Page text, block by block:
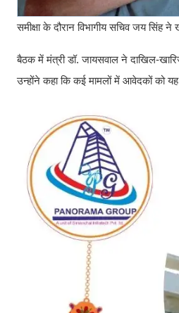
समीक्षा के दौरान विभागीय सचिव जय सिंह
बैठक में मंत्री डॉ. जायसवाल ने दाखिल-
उन्होंने कहा कि कई मामलों में आवेदकों को